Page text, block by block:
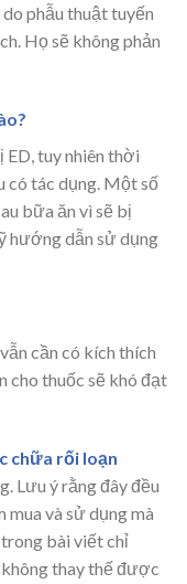
phẫu thuật tuyến
Họ sẽ không phản
tuy nhiên thời
có tác dụng. Một số
bữa ăn vì sẽ bị
hướng dẫn sử dụng
cần có kích thích
cho thuốc sẽ khó đạt
chữa rối loạn
Lưu ý rằng đây đều
và sử dụng mà
trong bài viết chỉ
thay thế được